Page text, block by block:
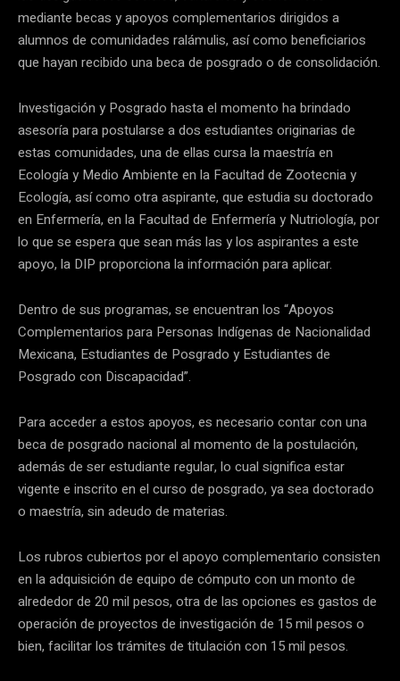
mediante becas y apoyos complementarios dirigidos a
alumnos de comunidades ralámulis, así como beneficiarios
que hayan recibido una beca de posgrado o de consolidación.
Investigación y Posgrado hasta el momento ha brindado
asesoría para postularse a dos estudiantes originarias de
estas comunidades, una de ellas cursa la maestría en
Ecología y Medio Ambiente en la Facultad de Zootecnia y
Ecología, así como otra aspirante, que estudia su doctorado
en Enfermería, en la Facultad de Enfermería y Nutriología, por
lo que se espera que sean más las y los aspirantes a este
apoyo, la DIP proporciona la información para aplicar.
Dentro de sus programas, se encuentran los “Apoyos
Complementarios para Personas Indígenas de Nacionalidad
Mexicana, Estudiantes de Posgrado y Estudiantes de
Posgrado con Discapacidad”.
Para acceder a estos apoyos, es necesario contar con una
beca de posgrado nacional al momento de la postulación,
además de ser estudiante regular, lo cual significa estar
vigente e inscrito en el curso de posgrado, ya sea doctorado
o maestría, sin adeudo de materias.
Los rubros cubiertos por el apoyo complementario consisten
en la adquisición de equipo de cómputo con un monto de
alrededor de 20 mil pesos, otra de las opciones es gastos de
operación de proyectos de investigación de 15 mil pesos o
bien, facilitar los trámites de titulación con 15 mil pesos.